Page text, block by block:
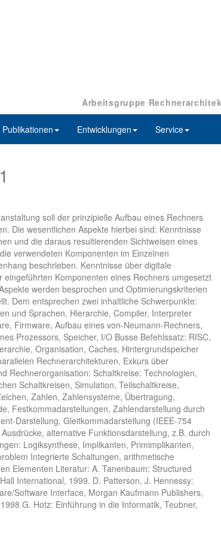
Arbeitsgruppe
Publikationen Entwicklungen Service
soll der prinzipielle Aufbau eines Rechners
Die wesentlichen Aspekte hierbei sind: Kenntnisse
und die daraus resultierenden Sichtweisen eines
verwendeten Komponenten im Einzelnen
beschrieben. Kenntnisse über digitale
Komponenten eines Rechners umgesetzt
werden besprochen und Optimierungskriterien
Dem entsprechen zwei inhaltliche Schwerpunkte:
und Sprachen, Hierarchie, Compiler, Interpreter
Firmware, Aufbau eines von-Neumann-Rechners,
Prozessors, Speicher, I/O Busse Befehlssatz: RISC,
Organisation, Caches, Hintergrundspeicher
Rechnerarchitekturen, Exkurs über
Rechnerorganisation: Schaltkreise: Technologien,
Schaltkreisen, Simulation, Teilschaltkreise,
Zahlen, Zahlensysteme, Übertragung,
Festkommadarstellungen, Zahlendarstellung durch
Darstellung, Gleitkommadarstellung (IEEE-754
alternative Funktionsdarstellung, z.B. durch
Logiksynthese, Implikanten, Primimplikanten,
Integrierte Schaltungen, arithmetische
Elementen Literatur: A. Tanenbaum: Structured
International, 1999. D. Patterson, J. Hennessy:
Software Interface, Morgan Kaufmann Publishers,
G. Hotz: Einführung in die Informatik, Teubner,